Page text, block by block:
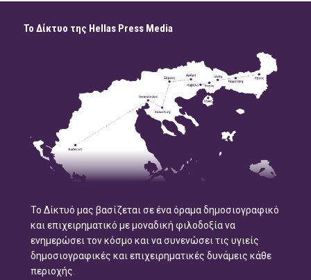
Το Δίκτυο της Hellas Press Media
Το Δίκτυό μας βασίζεται σε ένα όραμα δημοσιογραφικό
και επιχειρηματικό με μοναδική φιλοδοξία να
ενημερώσει τον κόσμο και να συνενώσει τις υγιείς
δημοσιογραφικές και επιχειρηματικές δυνάμεις κάθε
περιοχής.